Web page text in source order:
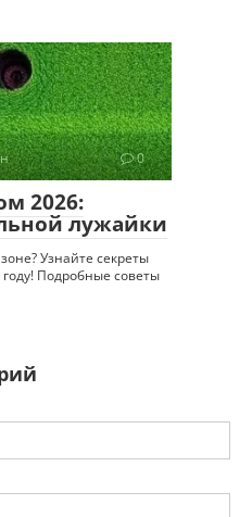
0
2026:
лужайки
Узнайте секреты
году! Подробные советы